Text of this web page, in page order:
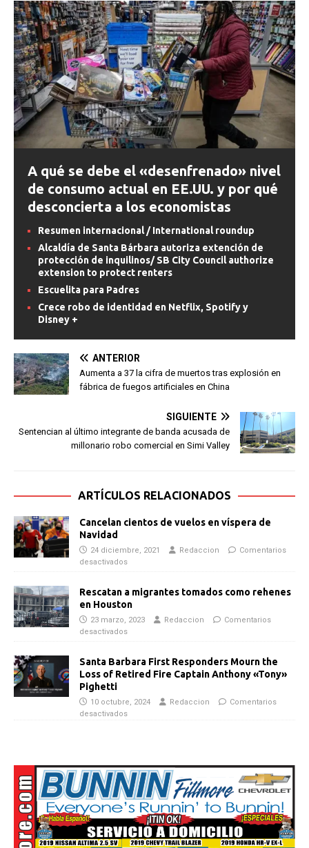
A qué se debe el «desenfrenado» nivel
de consumo actual en EE.UU. y por qué
desconcierta a los economistas
Resumen internacional / International roundup
Alcaldía de Santa Bárbara autoriza extención de
protección de inquilinos/ SB City Council authorize
extension to protect renters
Escuelita para Padres
Crece robo de identidad en Netflix, Spotify y
Disney +
ANTERIOR
Aumenta a 37 la cifra de muertos tras explosión en
fábrica de fuegos artificiales en China
SIGUIENTE
Sentencian al último integrante de banda acusada de
millonario robo comercial en Simi Valley
ARTÍCULOS RELACIONADOS
Cancelan cientos de vuelos en víspera de
Navidad
24 diciembre, 2021 Redaccion
Comentarios
desactivados
Rescatan a migrantes tomados como rehenes
en Houston
23 marzo, 2023 Redaccion
Comentarios
desactivados
Santa Barbara First Responders Mourn the
Loss of Retired Fire Captain Anthony «Tony»
Pighetti
10 octubre, 2024 Redaccion
Comentarios
desactivados